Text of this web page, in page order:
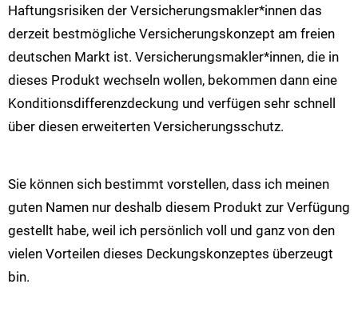
Haftungsrisiken der Versicherungsmakler*innen das
derzeit bestmögliche Versicherungskonzept am freien
deutschen Markt ist. Versicherungsmakler*innen, die in
dieses Produkt wechseln wollen, bekommen dann eine
Konditionsdifferenzdeckung und verfügen sehr schnell
über diesen erweiterten Versicherungsschutz.
Sie können sich bestimmt vorstellen, dass ich meinen
guten Namen nur deshalb diesem Produkt zur Verfügung
gestellt habe, weil ich persönlich voll und ganz von den
vielen Vorteilen dieses Deckungskonzeptes überzeugt
bin.